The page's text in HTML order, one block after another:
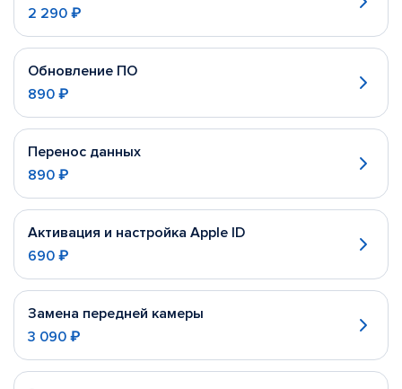
2 290 ₽
Обновление ПО
890 ₽
Перенос данных
890 ₽
Активация и настройка Apple ID
690 ₽
Замена передней камеры
3 090 ₽